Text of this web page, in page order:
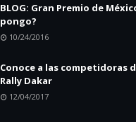
BLOG: Gran Premio de
pongo?
10/24/2016
Conoce a las competidoras
Rally Dakar
12/04/2017